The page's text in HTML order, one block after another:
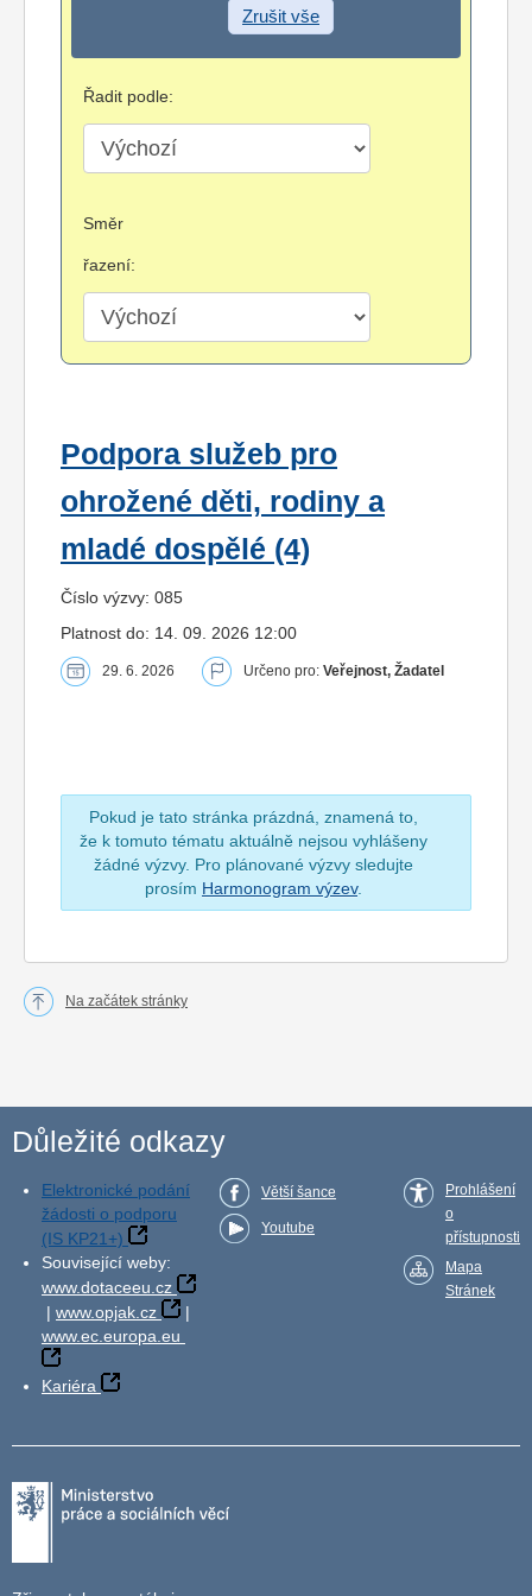
Zrušit vše
Řadit podle:
Směr
řazení:
Podpora služeb pro
ohrožené děti, rodiny a
mladé dospělé (4)
Číslo výzvy: 085
Platnost do: 14. 09. 2026 12:00
29. 6. 2026 Určeno pro: Veřejnost, Žadatel
Pokud je tato stránka prázdná, znamená to,
že k tomuto tématu aktuálně nejsou vyhlášeny
žádné výzvy. Pro plánované výzvy sledujte
prosím Harmonogram výzev.
Na začátek stránky
Důležité odkazy
Elektronické podání
žádosti o podporu
(IS KP21+)
Související weby:
www.dotaceeu.cz
| www.opjak.cz
|
www.ec.europa.eu
Kariéra
Větší šance
Youtube
Prohlášení
o
přístupnosti
Mapa
Stránek